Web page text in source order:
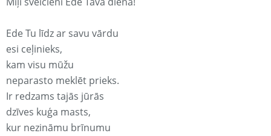
Ede Tu līdz ar savu vārdu
esi ceļinieks,
kam visu mūžu
neparasto meklēt prieks.
Ir redzams tajās jūrās
dzīves kuģa masts,
kur nezināmu brīnumu